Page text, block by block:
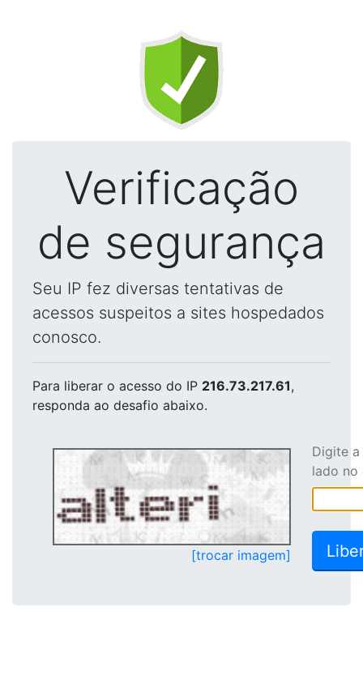
Verificação
de segurança
Seu IP fez diversas tentativas de
acessos suspeitos a sites hospedados
conosco.
Para liberar o acesso do IP 216.73.217.61,
responda ao desafio abaixo.
[trocar imagem]
Digite
lado no